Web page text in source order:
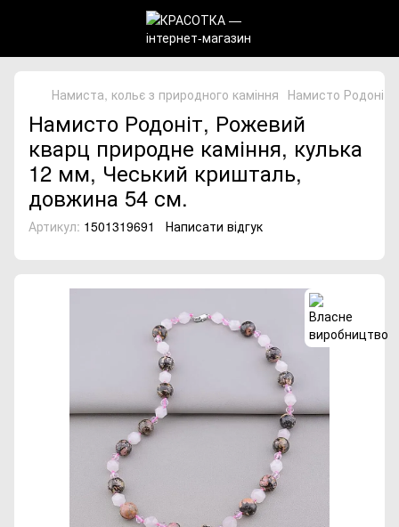
Намиста, кольє з природного каміння Намисто
Намисто Родоніт, Рожевий
кварц природне каміння, кулька
12 мм, Чеський кришталь,
довжина 54 см.
Артикул: 1501319691 Написати відгук